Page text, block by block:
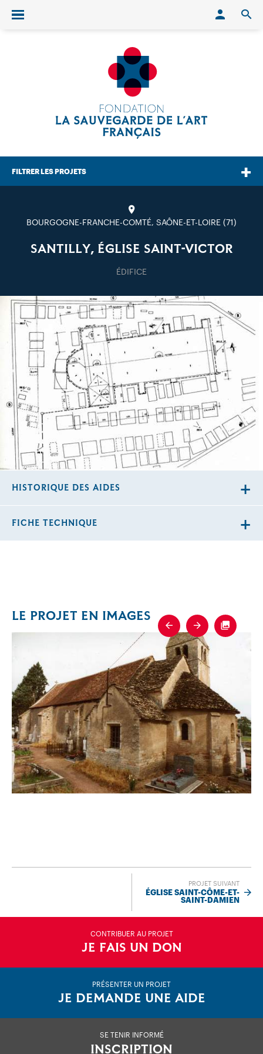
Ouvrir/fermer le menu
FILTRER LES PROJETS
BOURGOGNE-FRANCHE-COMTÉ, SAÔNE-ET-LOIRE (71)
SANTILLY, ÉGLISE SAINT-VICTOR
ÉDIFICE
HISTORIQUE DES AIDES
FICHE TECHNIQUE
LE PROJET EN IMAGES
Previous
Next
PROJET SUIVANT
ÉGLISE SAINT-CÔME-ET-
SAINT-DAMIEN
CONTRIBUER AU PROJET
JE FAIS UN DON
PRÉSENTER UN PROJET
JE DEMANDE UNE AIDE
SE TENIR INFORMÉ
INSCRIPTION